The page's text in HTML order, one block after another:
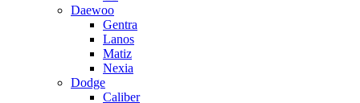
Daewoo
Gentra
Lanos
Matiz
Nexia
Dodge
Caliber